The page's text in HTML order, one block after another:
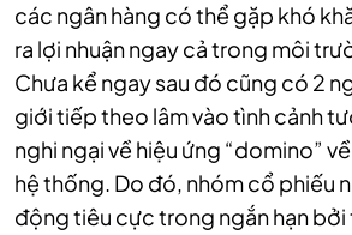
các ngân hàng có thể gặp khó
ra lợi nhuận ngay cả trong môi
Chưa kể ngay sau đó cũng có 2
giới tiếp theo lâm vào tình cảnh
nghi ngại về hiệu ứng “domino”
hệ thống. Do đó, nhóm cổ phiếu
động tiêu cực trong ngắn hạn bởi